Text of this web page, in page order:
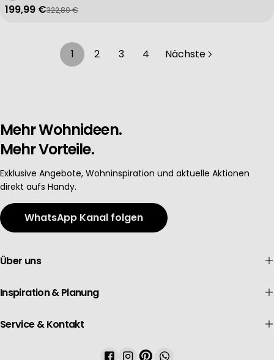
Verkaufspreis
199,99 €
Regulärer Preis
322,80 €
1 2 3 4 Nächste
Mehr Wohnideen.
Mehr Vorteile.
Exklusive Angebote, Wohninspiration und aktuelle Aktionen
direkt aufs Handy.
WhatsApp Kanal folgen
Über uns
Inspiration & Planung
Service & Kontakt
Facebook
Instagram
PinterestWhatsApp